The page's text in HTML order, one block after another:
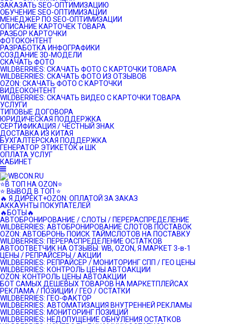
ЗАКАЗАТЬ SEO-ОПТИМИЗАЦИЮ
ОБУЧЕНИЕ SEO-ОПТИМИЗАЦИИ
МЕНЕДЖЕР ПО SEO-ОПТИМИЗАЦИИ
ОПИСАНИЕ КАРТОЧЕК ТОВАРА
РАЗБОР КАРТОЧКИ
ФОТОКОНТЕНТ
РАЗРАБОТКА ИНФОГРАФИКИ
СОЗДАНИЕ 3D-МОДЕЛИ
СКАЧАТЬ ФОТО
WILDBERRIES: СКАЧАТЬ ФОТО С КАРТОЧКИ ТОВАРА
WILDBERRIES: СКАЧАТЬ ФОТО ИЗ ОТЗЫВОВ
OZON: СКАЧАТЬ ФОТО С КАРТОЧКИ
ВИДЕОКОНТЕНТ
WILDBERRIES: СКАЧАТЬ ВИДЕО С КАРТОЧКИ ТОВАРА
УСЛУГИ
ТИПОВЫЕ ДОГОВОРА
ЮРИДИЧЕСКАЯ ПОДДЕРЖКА
СЕРТИФИКАЦИЯ / ЧЕСТНЫЙ ЗНАК
ДОСТАВКА ИЗ КИТАЯ
БУХГАЛТЕРСКАЯ ПОДДЕРЖКА
ГЕНЕРАТОР ЭТИКЕТОК и ШК
ОПЛАТА УСЛУГ
КАБИНЕТ
⭐️В ТОП НА OZON⭐️
⭐️ ВЫВОД В ТОП ⭐️
🔥 Я.ДИРЕКТ+OZON: ОПЛАТОЙ ЗА ЗАКАЗ
АККАУНТЫ ПОКУПАТЕЛЕЙ
🔥БОТЫ🔥
АВТОБРОНИРОВАНИЕ / СЛОТЫ / ПЕРЕРАСПРЕДЕЛЕНИЕ
WILDBERRIES: АВТОБРОНИРОВАНИЕ СЛОТОВ ПОСТАВОК
OZON: АВТОБРОНЬ ПОИСК ТАЙМСЛОТОВ НА ПОСТАВКУ
WILDBERRIES: ПЕРЕРАСПРЕДЕЛЕНИЕ ОСТАТКОВ
АВТООТВЕТЧИК НА ОТЗЫВЫ: WB, OZON, Я.МАРКЕТ 3-в-1
ЦЕНЫ / РЕПРАЙСЕРЫ / АКЦИИ
WILDBERRIES: РЕПРАЙСЕР / МОНИТОРИНГ СПП / ГЕО ЦЕНЫ
WILDBERRIES: КОНТРОЛЬ ЦЕНЫ АВТОАКЦИИ
OZON: КОНТРОЛЬ ЦЕНЫ АВТОАКЦИИ
БОТ САМЫХ ДЕШЕВЫХ ТОВАРОВ НА МАРКЕТПЛЕЙСАХ
РЕКЛАМА / ПОЗИЦИИ / ГЕО / ОСТАТКИ
WILDBERRIES: ГЕО-ФАКТОР
WILDBERRIES: АВТОМАТИЗАЦИЯ ВНУТРЕННЕЙ РЕКЛАМЫ
WILDBERRIES: МОНИТОРИНГ ПОЗИЦИЙ
WILDBERRIES: НЕДОПУЩЕНИЕ ОБНУЛЕНИЯ ОСТАТКОВ